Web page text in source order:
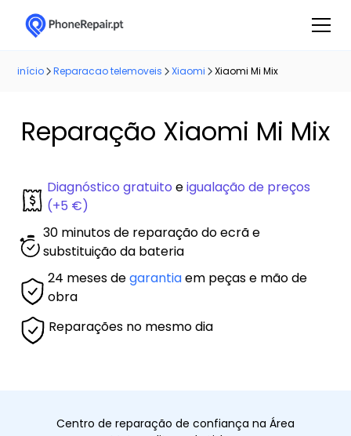
início Reparacao telemoveis Xiaomi Xiaomi Mi Mix
Reparação Xiaomi Mi Mix
Diagnóstico gratuito eigualação de preços
(+5 €)
30 minutos de reparação do ecrã e
substituição da bateria
24 meses degarantiaem peças e mão de
obra
Reparações no mesmo dia
Centro de reparação de confiança na Área